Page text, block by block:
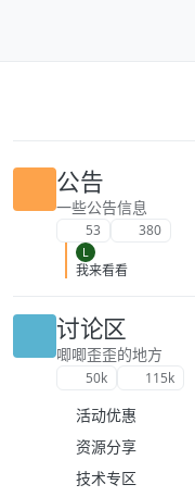
公告
一些公告信息
53 380
L
我来看看
讨论区
唧唧歪歪的地方
50k 115k
活动优惠
资源分享
技术专区